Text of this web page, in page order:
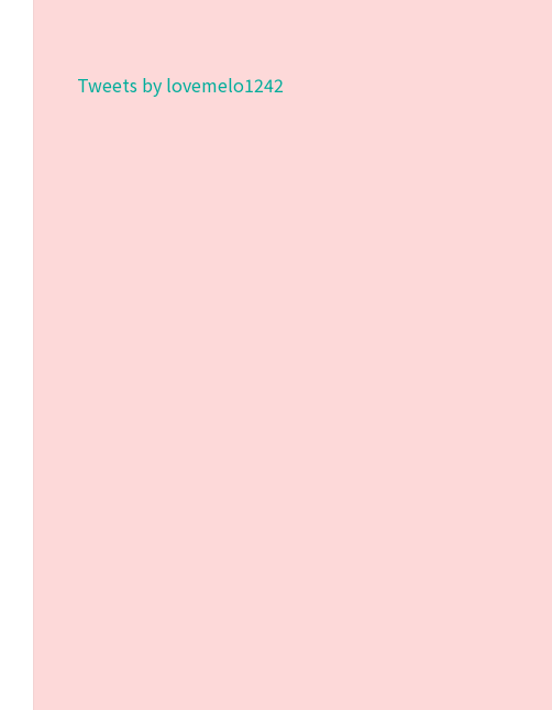
Tweets by lovemelo1242